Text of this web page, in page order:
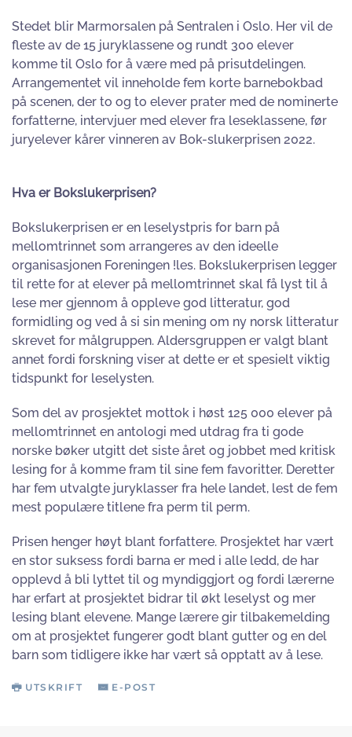
Stedet blir Marmorsalen på Sentralen i Oslo. Her vil de
fleste av de 15 juryklassene og rundt 300 elever
komme til Oslo for å være med på prisutdelingen.
Arrangementet vil inneholde fem korte barnebokbad
på scenen, der to og to elever prater med de nominerte
forfatterne, intervjuer med elever fra leseklassene, før
juryelever kårer vinneren av Bok-slukerprisen 2022.
Hva er Bokslukerprisen?
Bokslukerprisen er en leselystpris for barn på
mellomtrinnet som arrangeres av den ideelle
organisasjonen Foreningen !les. Bokslukerprisen legger
til rette for at elever på mellomtrinnet skal få lyst til å
lese mer gjennom å oppleve god litteratur, god
formidling og ved å si sin mening om ny norsk litteratur
skrevet for målgruppen. Aldersgruppen er valgt blant
annet fordi forskning viser at dette er et spesielt viktig
tidspunkt for leselysten.
Som del av prosjektet mottok i høst 125 000 elever på
mellomtrinnet en antologi med utdrag fra ti gode
norske bøker utgitt det siste året og jobbet med kritisk
lesing for å komme fram til sine fem favoritter. Deretter
har fem utvalgte juryklasser fra hele landet, lest de fem
mest populære titlene fra perm til perm.
Prisen henger høyt blant forfattere. Prosjektet har vært
en stor suksess fordi barna er med i alle ledd, de har
opplevd å bli lyttet til og myndiggjort og fordi lærerne
har erfart at prosjektet bidrar til økt leselyst og mer
lesing blant elevene. Mange lærere gir tilbakemelding
om at prosjektet fungerer godt blant gutter og en del
barn som tidligere ikke har vært så opptatt av å lese.
UTSKRIFT E-POST